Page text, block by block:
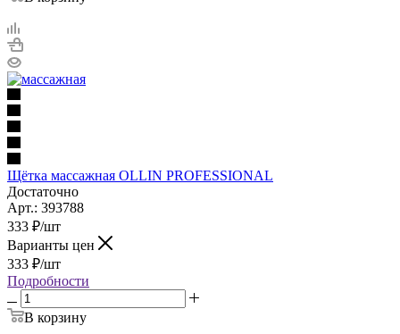
Щётка массажная OLLIN PROFESSIONAL
Достаточно
Арт.: 393788
333 ₽/шт
Варианты цен
333 ₽/шт
Подробности
В корзину